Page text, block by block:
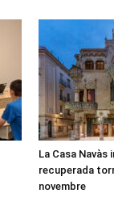
La Casa Navàs
recuperada
novembre